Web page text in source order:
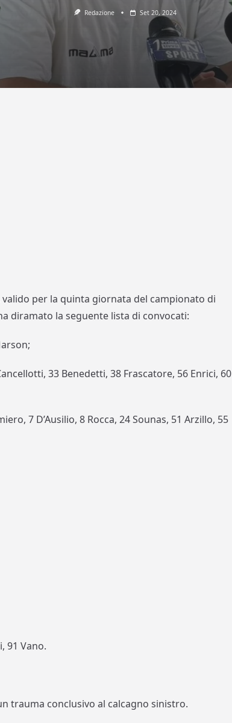
Redazione Set 20, 2024
per la quinta giornata del campionato di
diramato la seguente lista di convocati:
33 Benedetti, 38 Frascatore, 56 Enrici, 60
7 D’Ausilio, 8 Rocca, 24 Sounas, 51 Arzillo, 55
91 Vano.
trauma conclusivo al calcagno sinistro.